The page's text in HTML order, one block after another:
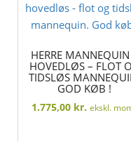
HERRE
HOVEDLØS – FLOT
TIDSLØS
GOD KØB !
1.775,00 kr. ekskl.